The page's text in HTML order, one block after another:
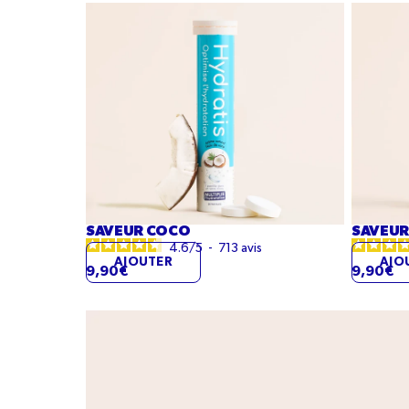
SAVEUR COCO
4.6/5 - 713 avis
9,90€
AJOUTER
9,90€